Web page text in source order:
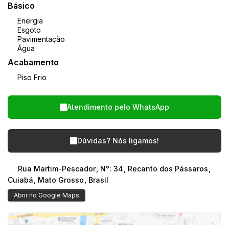
Básico
Energia
Esgoto
Pavimentação
Água
Acabamento
Piso Frio
Atendimento pelo WhatsApp
Dúvidas? Nós ligamos!
Rua Martim-Pescador N°: 34 Recanto dos Pássaros
Cuiabá
Mato Grosso Brasil
Abrir no Google Maps